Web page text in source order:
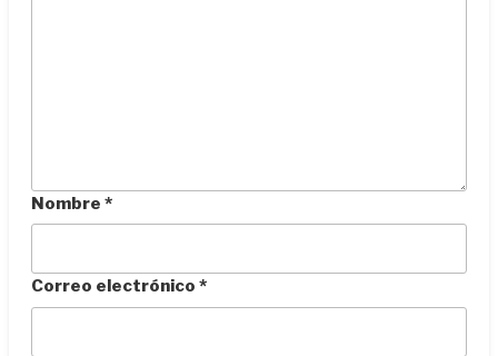
Nombre *
Correo electrónico *